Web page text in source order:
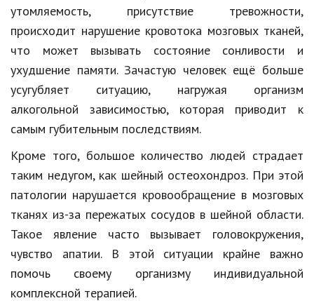
Дом и сад
Недвижимость
Спорт и фитнес
Психология и отношения
Творчество и рукоделие
Разное
Работа и бизнес
Животные
Еда и напитки
Праздники и подарки
Кинематограф
утомляемость, присутствие тревожности,
происходит нарушение кровотока мозговых тканей,
что может вызывать состояние сонливости и
ухудшение памяти. Зачастую человек ещё больше
усугубляет ситуацию, нагружая организм
алкогольной зависимостью, которая приводит к
самым губительным последствиям.
Кроме того, большое количество людей страдает
таким недугом, как шейный остеохондроз. При этой
патологии нарушается кровообращение в мозговых
тканях из-за пережатых сосудов в шейной области.
Такое явление часто вызывает головокружения,
чувство апатии. В этой ситуации крайне важно
помочь своему организму индивидуальной
комплексной терапией.